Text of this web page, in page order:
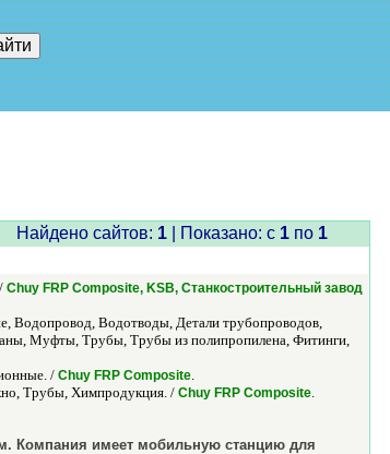
Найдено сайтов: 1| Показано: c 1по 1
Chuy FRP Composite, KSB, Станкостроительный завод
Водопровод, Водотводы, Детали трубопроводов,
Муфты, Трубы, Трубы из полипропилена, Фитинги,
/ Chuy FRP Composite.
Трубы, Химпродукция. / Chuy FRP Composite.
Компания имеет мобильную станцию для